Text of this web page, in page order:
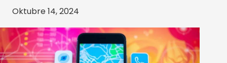
Oktubre 14, 2024